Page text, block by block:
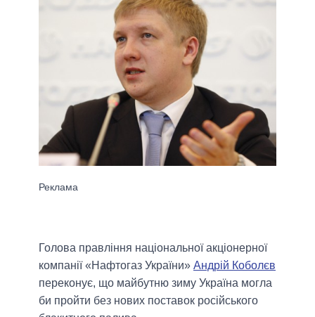
Голова правління національної акціонерної
компанії «Нафтогаз України» Андрій Коболєв
переконує, що майбутню зиму Україна могла
би пройти без нових поставок російського